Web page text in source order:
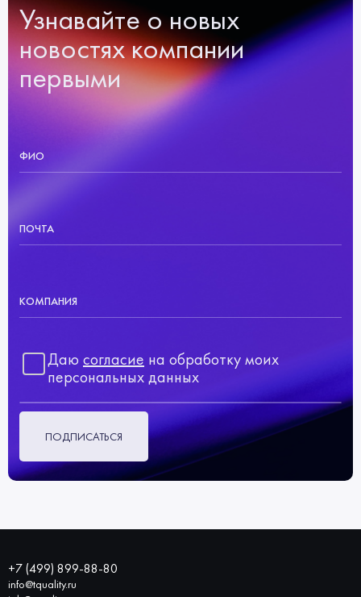
Узнавайте о новых
новостях компании
первыми
ФИО
ПОЧТА
КОМПАНИЯ
Даю согласие на обработку моих
персональных данных
ПОДПИСАТЬСЯ
+7 (499) 899-88-80
info@tquality.ru